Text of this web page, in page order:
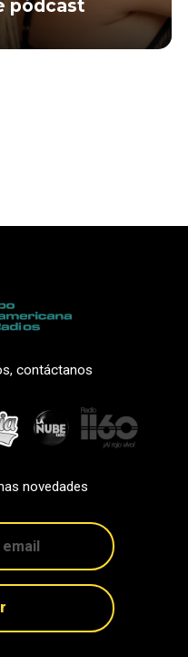
pódcast
contáctanos
novedades